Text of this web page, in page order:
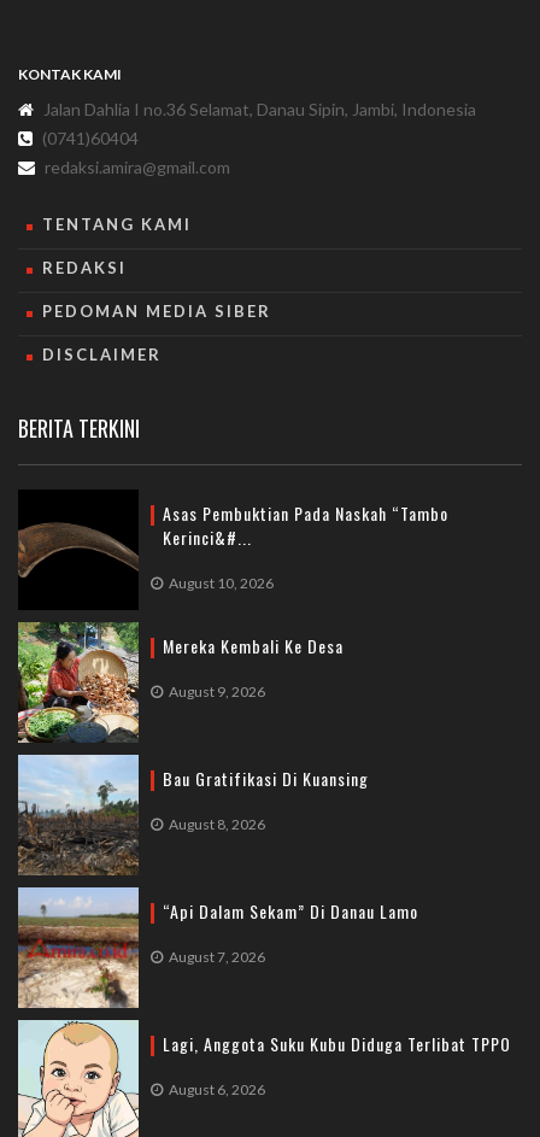
KONTAK KAMI
Jalan Dahlia I no.36 Selamat, Danau Sipin, Jambi, Indonesia
(0741)60404
redaksi.amira@gmail.com
TENTANG KAMI
REDAKSI
PEDOMAN MEDIA SIBER
DISCLAIMER
BERITA TERKINI
Asas Pembuktian Pada Naskah “Tambo
Kerinci&#...
August 10, 2026
Mereka Kembali Ke Desa
August 9, 2026
Bau Gratifikasi Di Kuansing
August 8, 2026
“Api Dalam Sekam” Di Danau Lamo
August 7, 2026
Lagi, Anggota Suku Kubu Diduga Terlibat TPPO
August 6, 2026